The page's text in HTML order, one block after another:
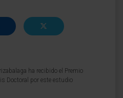
ha recibido el Premio
Doctoral por este estudio